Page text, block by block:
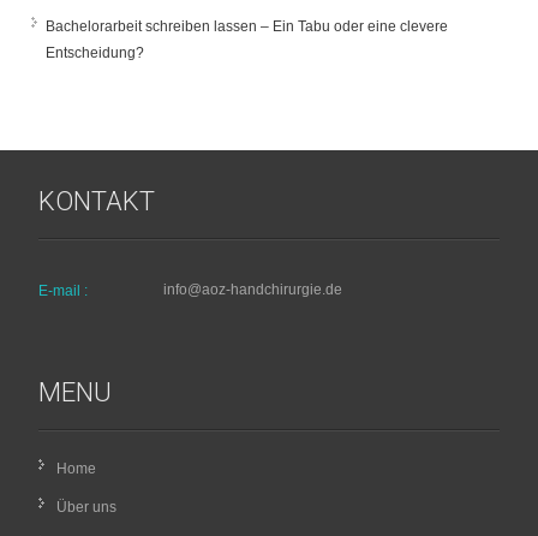
Bachelorarbeit schreiben lassen – Ein Tabu oder eine clevere
Entscheidung?
KONTAKT
E-mail : info@aoz-handchirurgie.de
MENU
Home
Über uns